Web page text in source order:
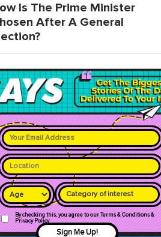
Is The Prime Minister
After A General
Category of interest
By checking this, you agree to our Terms & Conditions &
Privacy Policy
Sign Me Up!